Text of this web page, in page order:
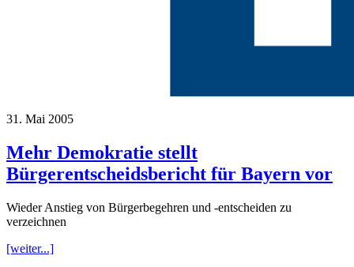
31. Mai 2005
Mehr Demokratie stellt
Bürgerentscheidsbericht für Bayern vor
Wieder Anstieg von Bürgerbegehren und -entscheiden zu
verzeichnen
[weiter...]